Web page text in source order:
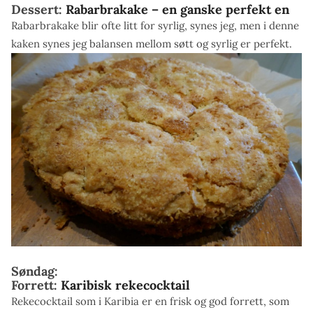
Dessert: Rabarbrakake – en ganske perfekt en
Rabarbrakake blir ofte litt for syrlig, synes jeg, men i denne
kaken synes jeg balansen mellom søtt og syrlig er perfekt.
Søndag:
Forrett: Karibisk rekecocktail
Rekecocktail som i Karibia er en frisk og god forrett, som